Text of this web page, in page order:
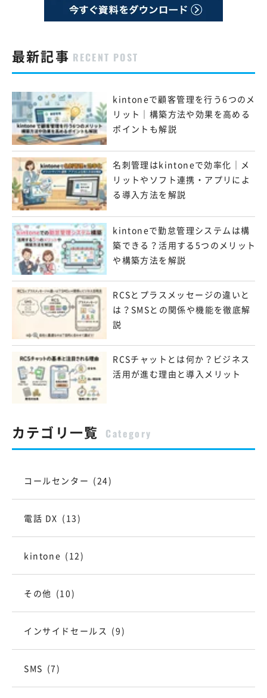
最新記事 RECENT POST
kintoneで顧客管理を行う6つのメ
リット｜構築方法や効果を高める
ポイントも解説
名刺管理はkintoneで効率化｜メ
リットやソフト連携・アプリによ
る導入方法を解説
kintoneで勤怠管理システムは構
築できる？活用する5つのメリット
や構築方法を解説
RCSとプラスメッセージの違いと
は？SMSとの関係や機能を徹底解
説
RCSチャットとは何か？ビジネス
活用が進む理由と導入メリット
カテゴリ一覧 Category
コールセンター (24)
電話 DX (13)
kintone (12)
その他 (10)
インサイドセールス (9)
SMS (7)